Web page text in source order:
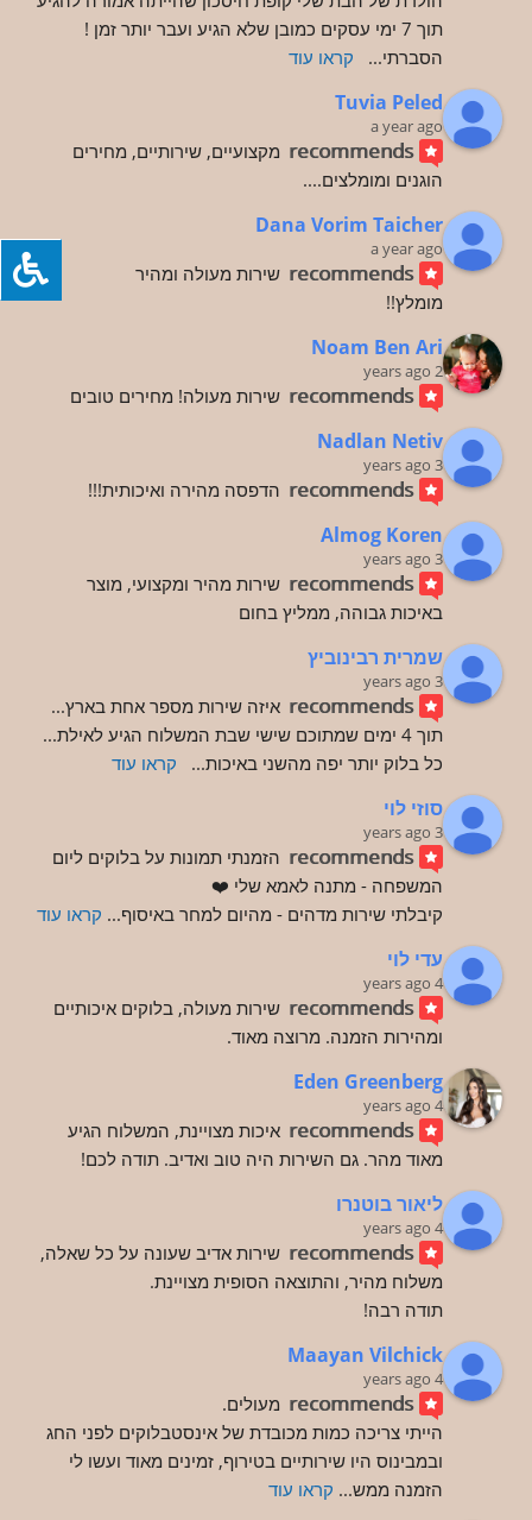
הסברתי... קראו עוד
Tuvia Peled
a year ago
recommends
הוגנים ומומלצים....
Dana Vorim Taicher
a year ago
recommends שירות מעולה ומהיר
מומלץ!!
Noam Ben Ari
2 years ago
recommends שירות מעולה! מחירים טובים
Nadlan Netiv
3 years ago
recommends הדפסה מהירה ואיכותית!!!
Almog Koren
3 years ago
recommends
באיכות גבוהה, ממליץ בחום
שמרית רבינוביץ
3 years ago
recommends
כל בלוק יותר יפה מהשני באיכות... קראו עוד
סוזי לוי
3 years ago
recommends
המשפחה - מתנה לאמא שלי ❤️
קיבלתי שירות מדהים - מהיום למחר באיסוף... קראו עוד
עדי לוי
4 years ago
recommends
ומהירות הזמנה. מרוצה מאוד.
Eden Greenberg
4 years ago
recommends
מאוד מהר. גם השירות היה טוב ואדיב. תודה לכם!
ליאור בוטנרו
4 years ago
recommends
משלוח מהיר, והתוצאה הסופית מצויינת.
תודה רבה!
Maayan Vilchick
4 years ago
recommends מעולים.
הזמנה ממש... קראו עוד